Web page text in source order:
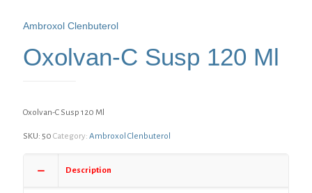
Ambroxol Clenbuterol
Oxolvan-C Susp 120 Ml
Oxolvan-C Susp 120 Ml
SKU: 50 Category: Ambroxol Clenbuterol
Description